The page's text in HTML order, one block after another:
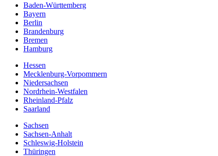
Baden-Württemberg
Bayern
Berlin
Brandenburg
Bremen
Hamburg
Hessen
Mecklenburg-Vorpommern
Niedersachsen
Nordrhein-Westfalen
Rheinland-Pfalz
Saarland
Sachsen
Sachsen-Anhalt
Schleswig-Holstein
Thüringen